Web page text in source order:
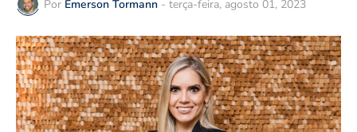
Por Emerson Tormann - terça-feira, agosto 01, 2023